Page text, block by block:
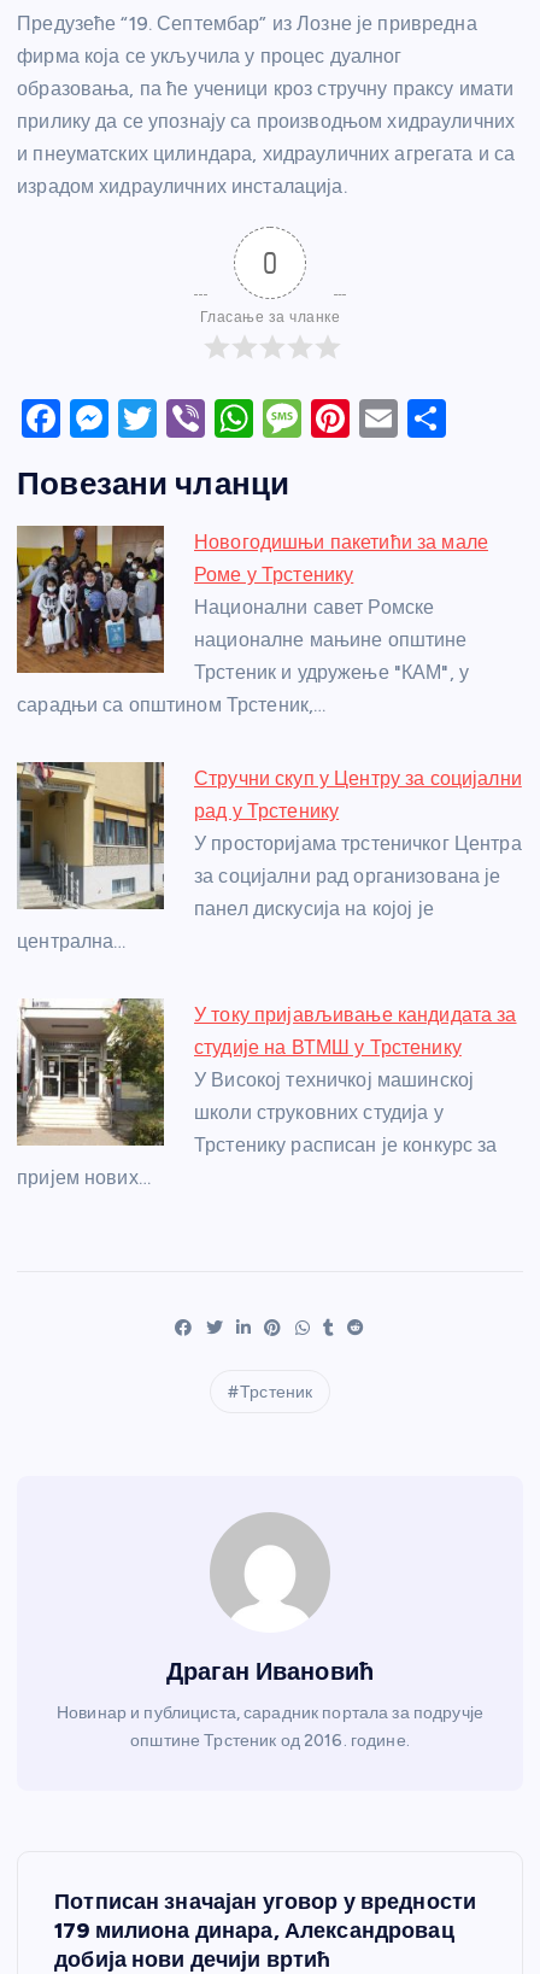
Предузеће “19. Септембар” из Лозне је привредна
фирма која се укључила у процес дуалног
образовања, па ће ученици кроз стручну праксу имати
прилику да се упознају са производњом хидрауличних
и пнеуматских цилиндара, хидрауличних агрегата и са
израдом хидрауличних инсталација.
0
Гласање за чланке
F
c
e
b
o
o
k
M
ss
e
n
g
er
T
itt
er
Vi
er
W
at
s
A
p
p
M
a
g
e
Pi
e
st
E
e
Повезани чланци
Новогодишњи пакетићи за мале
Роме у Трстенику
Национални савет Ромске
националне мањине општине
Трстеник и удружење "КАМ", у
сарадњи са општином Трстеник,…
Стручни скуп у Центру за социјални
рад у Трстенику
У просторијама трстеничког Центра
за социјални рад организована је
панел дискусија на којој је
централна…
У току пријављивање кандидата за
студије на ВТМШ у Трстенику
У Високој техничкој машинској
школи струковних студија у
Трстенику расписан је конкурс за
пријем нових…
Трстеник
Драган Ивановић
Новинар и публициста, сарадник портала за подручје
општине Трстеник од 2016. године.
Потписан значајан уговор у вредности
179 милиона динара, Александровац
добија нови дечији вртић